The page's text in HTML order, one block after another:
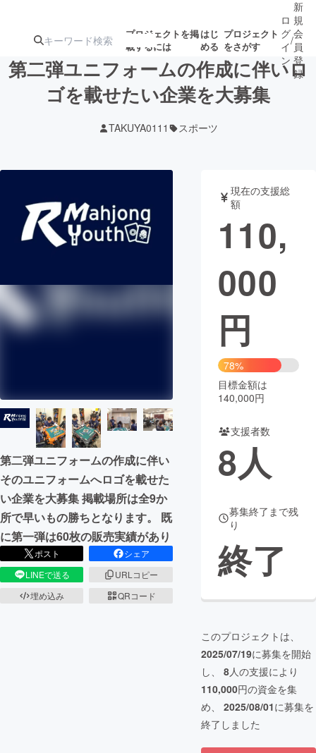
プロジェクトを掲
載するには
はじ
める
プロジェクト
をさがす
ジェクト
ロジェクト
音楽
テクノロジー・ガジェット ゲーム・サ
CAMPFIRE Creation
CAMPFIREふるさと納税machi-ya コミュニティ
ロ
グ
イ
ン
/
新
規
会
員
登
録
第二弾ユニフォームの作成に伴いロ
ゴを載せたい企業を大募集
TAKUYA0111 スポーツ
第二弾ユニフォームの作成に伴い
そのユニフォームへロゴを載せた
い企業を大募集 掲載場所は全9か
所で早いもの勝ちとなります。 既
に第一弾は60枚の販売実績があり
ポスト
シェア
LINEで送る
URLコピー
埋め込み
QRコード
現在の支援総
額
110,
000
円
78%
目標金額は
140,000円
支援者数
8人
募集終了まで残
り
終了
このプロジェクトは、
2025/07/19に募集を開始
し、 8人の支援により
110,000円の資金を集
め、 2025/08/01に募集を
終了しました